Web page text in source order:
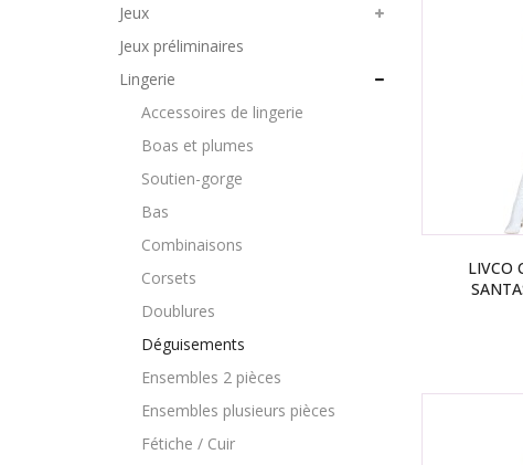
Jeux
Jeux préliminaires
Lingerie
Accessoires de lingerie
Boas et plumes
Soutien-gorge
Bas
Combinaisons
Corsets
Doublures
Déguisements
Ensembles 2 pièces
Ensembles plusieurs pièces
Fétiche / Cuir
LIVCO